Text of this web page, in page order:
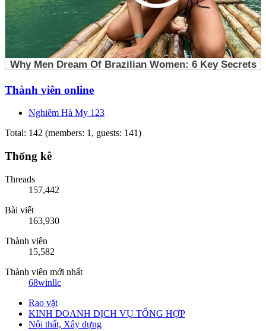
Thành viên online
Nghiêm Hà My 123
Total: 142 (members: 1, guests: 141)
Thống kê
Threads
157,442
Bài viết
163,930
Thành viên
15,582
Thành viên mới nhất
68winllc
Rao vặt
KINH DOANH DỊCH VỤ TỔNG HỢP
Nội thất, Xây dựng